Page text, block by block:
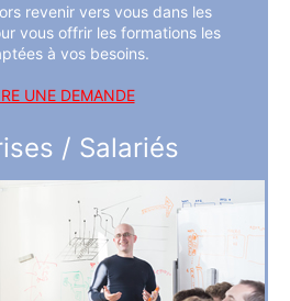
revenir vers vous dans les
vous offrir les formations les
à vos besoins.
UNE DEMANDE
/ Salariés